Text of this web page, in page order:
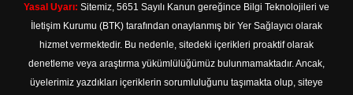
Yasal Uyarı: Sitemiz, 5651 Sayılı Kanun gereğince Bilgi Teknolojileri ve
İletişim Kurumu (BTK) tarafından onaylanmış bir Yer Sağlayıcı olarak
hizmet vermektedir. Bu nedenle, sitedeki içerikleri proaktif olarak
denetleme veya araştırma yükümlülüğümüz bulunmamaktadır. Ancak,
üyelerimiz yazdıkları içeriklerin sorumluluğunu taşımakta olup, siteye